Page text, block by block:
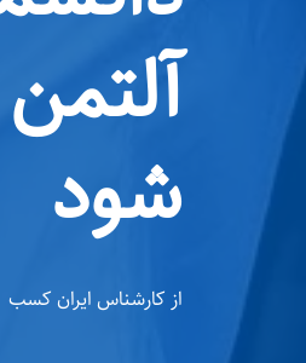
شود
از کارشناس ایران کسب